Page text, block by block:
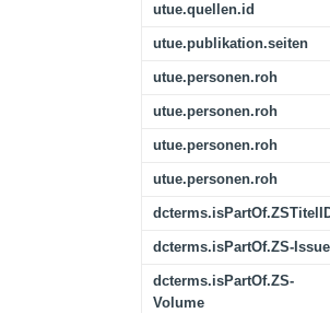
utue.quellen.id
utue.publikation.seiten
utue.personen.roh
utue.personen.roh
utue.personen.roh
utue.personen.roh
dcterms.isPartOf.ZS-Issue
dcterms.isPartOf.ZS-
Volume